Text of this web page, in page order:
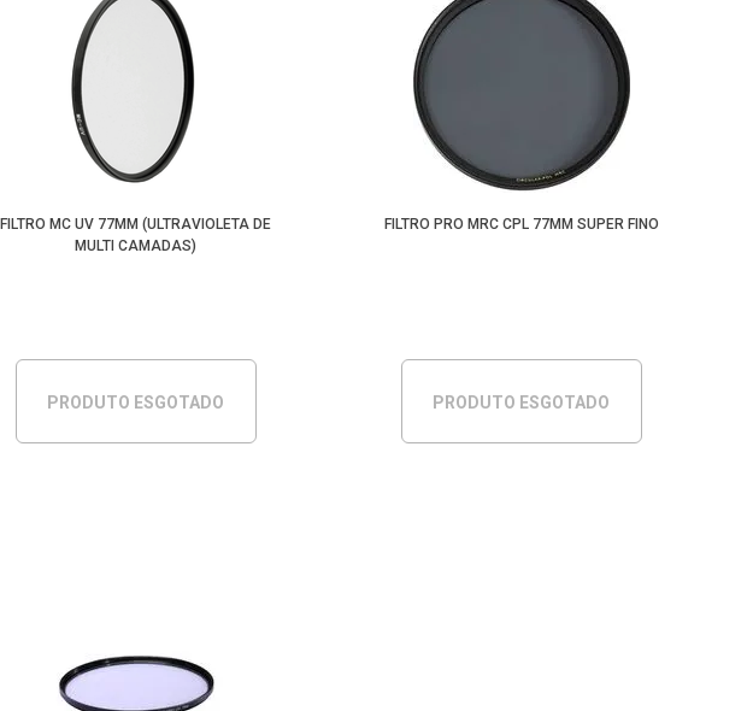
FILTRO MC UV 77MM (ULTRAVIOLETA DE
MULTI CAMADAS)
PRODUTO ESGOTADO
FILTRO PRO MRC CPL 77MM SUPER FINO
PRODUTO ESGOTADO